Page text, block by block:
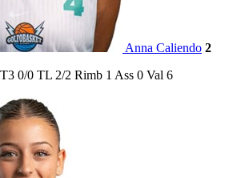
Anna Caliendo 2
T3 0/0 TL 2/2 Rimb 1 Ass 0 Val 6